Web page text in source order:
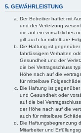
5. GEWÄHRLEISTUNG
Der Betreiber haftet mit
und der Verletzung
die auf ein vorsätzliches
gilt auch für mittelbare
Die Haftung ist
fahrlässigem Verhalten
Gesundheit und der
die bei Vertragsschluss
Höhe nach auf die
für mittelbare
Die Haftung ist
und Gesundheit oder
auf die bei
der Höhe nach auf die
auch für mittelbare
Die Haftungsbegrenzung
Mitarbeiter und